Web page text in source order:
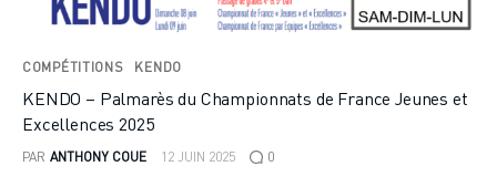
COMPÉTITIONS KENDO
KENDO – Palmarès du Championnats de France Jeunes et
Excellences 2025
PAR ANTHONY COUE 12 JUIN 2025 0